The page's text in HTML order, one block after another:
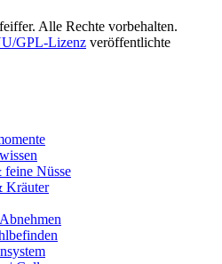
Alle Rechte vorbehalten.
GPL-Lizenz veröffentlichte
Nüsse
Kräuter